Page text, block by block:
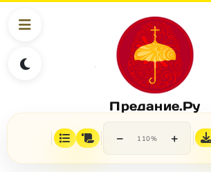
Предание.Ру
− 110% +